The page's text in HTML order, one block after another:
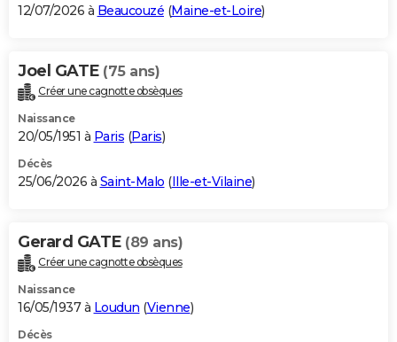
S'inscrire
Se connecter
Lycées
Collèges
Primaires
Universités
Entreprises
Service militaire
Avis de recherche
AVIS DE DÉCÈS
Bricolage
Lifestyle
Culture
Sport
Auto
Television
Voyage
Cinema
12/07/2026 à Beaucouzé (Maine-et-Loire)
Joel GATE (75 ans)
Créer une cagnotte obsèques
Naissance
20/05/1951 à Paris (Paris)
Décès
25/06/2026 à Saint-Malo (Ille-et-Vilaine)
Gerard GATE (89 ans)
Créer une cagnotte obsèques
Naissance
16/05/1937 à Loudun (Vienne)
Décès